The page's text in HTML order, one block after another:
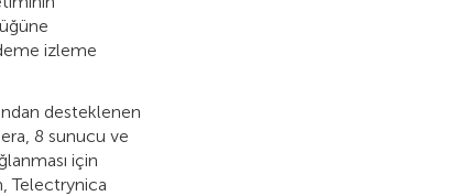
izleme
desteklenen
8 sunucu ve
için
Telectrуnica